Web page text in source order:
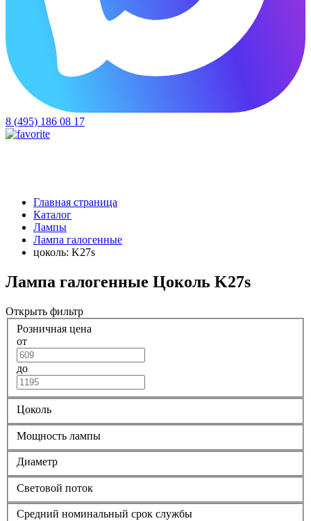
8 (495) 186 08 17
Главная страница
Каталог
Лампы
Лампа галогенные
цоколь: K27s
Лампа галогенные Цоколь K27s
Открыть фильтр
Розничная цена
от
до
Цоколь
Мощность лампы
Диаметр
Световой поток
Средний номинальный срок службы